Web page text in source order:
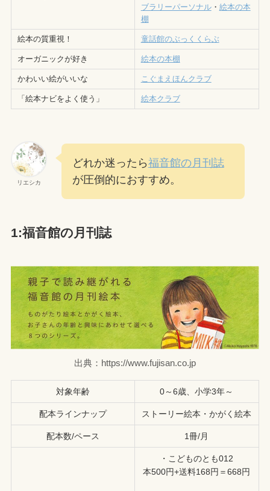
ブラリーパーソナル・ 絵本の本
棚
絵本の質重視！ 童話館のぶっくくらぶ
オーガニックが好き 絵本の本棚
かわいい絵がいいな こぐまえほんクラブ
「絵本ナビをよく使う」 絵本クラブ
リエシカ
どれか迷ったら福音館の月刊誌
が圧倒的におすすめ。
1:福音館の月刊誌
出典：https://www.fujisan.co.jp
対象年齢 0～6歳、小学3年～
配本ラインナップ ストーリー絵本・かがく絵本
配本数/ペース 1冊/月
・こどものとも012
本500円+送料168円＝668円